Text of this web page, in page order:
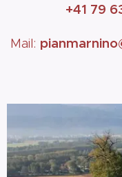
+41 79
Mail: